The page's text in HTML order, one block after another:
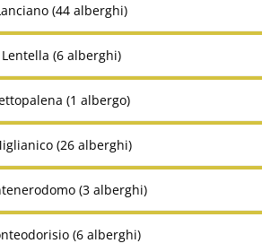
(44 alberghi)
Lentella (6 alberghi)
(1 albergo)
(26 alberghi)
(3 alberghi)
(6 alberghi)